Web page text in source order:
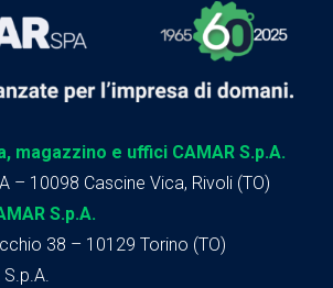
magazzino e uffici CAMAR S.p.A.
– 10098 Cascine Vica, Rivoli (TO)
S.p.A.
38 – 10129 Torino (TO)